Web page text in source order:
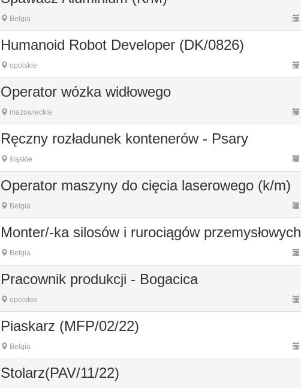
Belgia
Humanoid Robot Developer (DK/0826)
opolskie
Operator wózka widłowego
mazowieckie
Ręczny rozładunek kontenerów - Psary
śląskie
Operator maszyny do cięcia laserowego (k/m)
Belgia
Monter/-ka silosów i rurociągów przemysłowych
Belgia
Pracownik produkcji - Bogacica
opolskie
Piaskarz (MFP/02/22)
Belgia
Stolarz(PAV/11/22)